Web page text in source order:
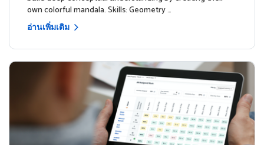
own colorful mandala. Skills: Geometry …
อ่านเพิ่มเติม